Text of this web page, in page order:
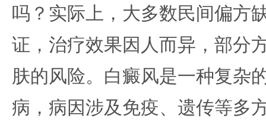
吗？实际上，大多数民间偏方
证，治疗效果因人而异，部分
肤的风险。白癜风是一种复杂
病，病因涉及免疫、遗传等多